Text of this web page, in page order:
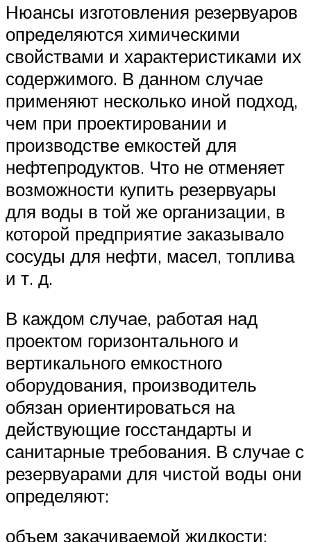
Нюансы изготовления резервуаров
определяются химическими
свойствами и характеристиками их
содержимого. В данном случае
применяют несколько иной подход,
чем при проектировании и
производстве емкостей для
нефтепродуктов. Что не отменяет
возможности купить резервуары
для воды в той же организации, в
которой предприятие заказывало
сосуды для нефти, масел, топлива
и т. д.
В каждом случае, работая над
проектом горизонтального и
вертикального емкостного
оборудования, производитель
обязан ориентироваться на
действующие госстандарты и
санитарные требования. В случае с
резервуарами для чистой воды они
определяют:
объем закачиваемой жидкости;